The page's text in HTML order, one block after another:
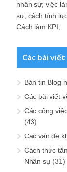
nhân sự; việc
sự; cách tính
Cách làm KPI;
Các bài
Bản tin Blog
Các bài viết
Các công
(43)
Các vấn đề
Cách thức
Nhân sự (31)